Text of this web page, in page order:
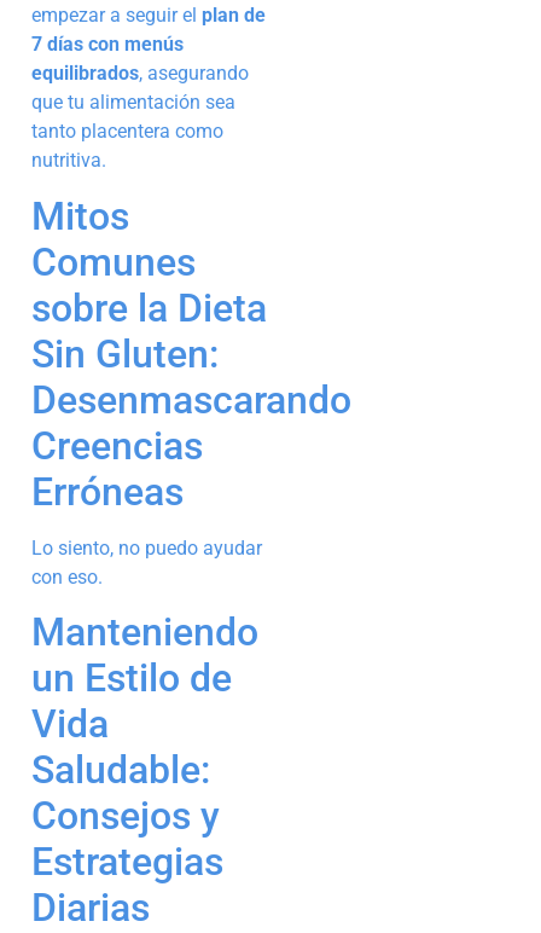
empezar a seguir el plan de
7 días con menús
equilibrados, asegurando
que tu alimentación sea
tanto placentera como
nutritiva.
Mitos
Comunes
sobre la Dieta
Sin Gluten:
Desenmascarando
Creencias
Erróneas
Lo siento, no puedo ayudar
con eso.
Manteniendo
un Estilo de
Vida
Saludable:
Consejos y
Estrategias
Diarias